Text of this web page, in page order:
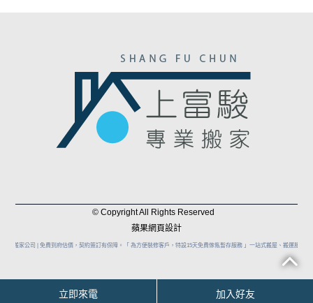
© Copyright All Rights Reserved
蘋果網頁設計
業搬家公司 | 免費到府估價，契約簽訂有保障。‎「 為方便裝修客戶，特設15天免費傢俬暫存服務 」一站式搬屋、搬運服務
立即來電 加入好友